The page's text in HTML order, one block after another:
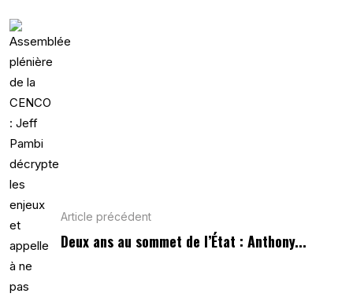
Article précédent
Deux ans au sommet de l’État : Anthony...